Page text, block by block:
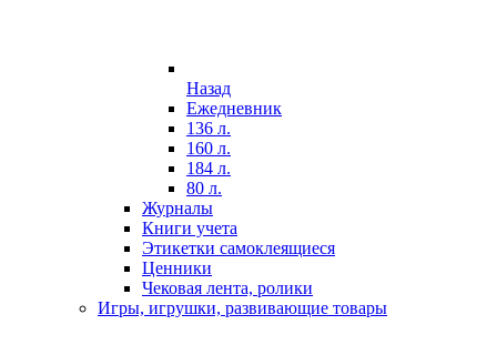
Назад
Ежедневник
136 л.
160 л.
184 л.
80 л.
Журналы
Книги учета
Этикетки самоклеящиеся
Ценники
Чековая лента, ролики
Игры, игрушки, развивающие товары